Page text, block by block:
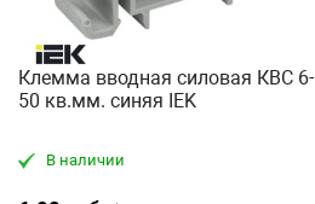
Клемма вводная силовая КВС 6-
50 кв.мм. синяя IEK
В наличии